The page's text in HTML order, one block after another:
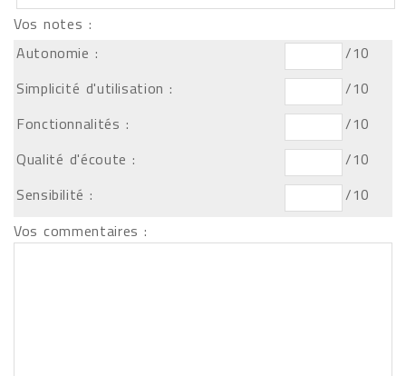
Vos notes :
Autonomie :
/10
Simplicité d'utilisation :
/10
Fonctionnalités :
/10
Qualité d'écoute :
/10
Sensibilité :
/10
Vos commentaires :